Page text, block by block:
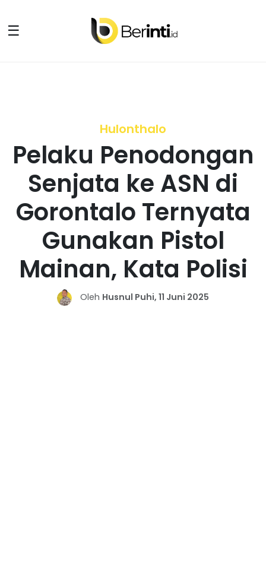
☰
Hulonthalo
Pelaku Penodongan
Senjata ke ASN di
Gorontalo Ternyata
Gunakan Pistol
Mainan, Kata Polisi
Oleh Husnul Puhi, 11 Juni 2025